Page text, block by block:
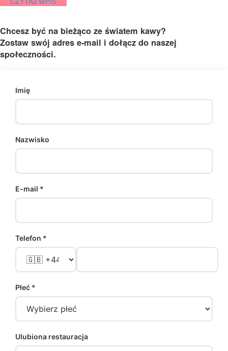
Chcesz być na bieżąco ze światem kawy?
Zostaw swój adres e-mail i dołącz do naszej
społeczności.
Imię
Nazwisko
E-mail *
Telefon *
Płeć *
Ulubiona restauracja